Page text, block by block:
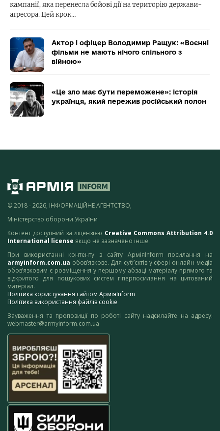
кампанії, яка перенесла бойові дії на територію держави-
агресора. Цей крок…
Актор і офіцер Володимир Ращук: «Воєнні
фільми не мають нічого спільного з
війною»
«Це зло має бути переможене»: історія
українця, який пережив російський полон
© 2018 - 2026, ІНФОРМАЦІЙНЕ АГЕНТСТВО,
Міністерство оборони України
Контент доступний за ліцензією Creative Commons Attribution 4.0
International license якщо не зазначено інше.
При використанні контенту з сайту АрміяInform посилання на
armyinform.com.ua обов’язкове. Для суб’єктів у сфері онлайн-медіа
обов’язковим є розміщення у першому абзаці матеріалу прямого та
відкритого для пошукових систем гіперпосилання на цитований
матеріал.
Політика користування сайтом АрміяInform
Політика використання файлів cookie
Зауваження та пропозиції по роботі сайту надсилайте на адресу:
webmaster@armyinform.com.ua